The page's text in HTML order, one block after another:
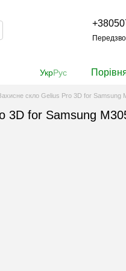
УкрРус
скло Gelius Pro 3D for Samsung
3D for Samsung